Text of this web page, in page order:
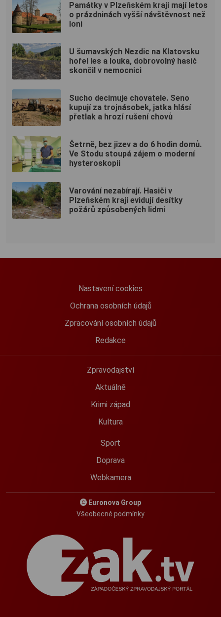
Památky v Plzeňském kraji mají letos
o prázdninách vyšší návštěvnost než
loni
U šumavských Nezdic na Klatovsku
hořel les a louka, dobrovolný hasič
skončil v nemocnici
Sucho decimuje chovatele. Seno
kupují za trojnásobek, jatka hlásí
přetlak a hrozí rušení chovů
Šetrně, bez jizev a do 6 hodin domů.
Ve Stodu stoupá zájem o moderní
hysteroskopii
Varování nezabírají. Hasiči v
Plzeňském kraji evidují desítky
požárů způsobených lidmi
Nastavení cookies
Ochrana osobních údajů
Zpracování osobních údajů
Redakce
Zpravodajství
Aktuálně
Krimi západ
Kultura
Sport
Doprava
Webkamera
Euronova Group
Všeobecné podmínky